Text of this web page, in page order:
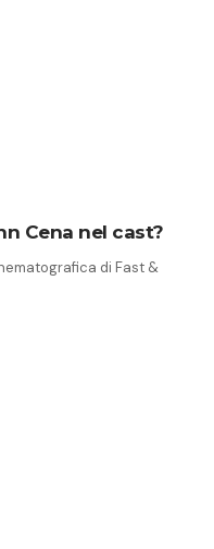
Cena nel cast?
di Fast &